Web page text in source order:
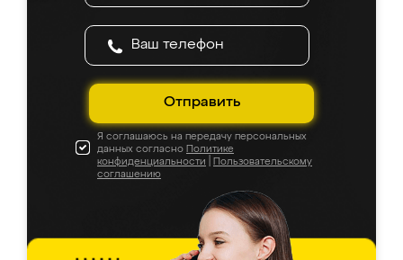
Отправить
Я соглашаюсь на передачу персональных
данных согласно Политике
конфиденциальности
Пользовательскому
соглашению